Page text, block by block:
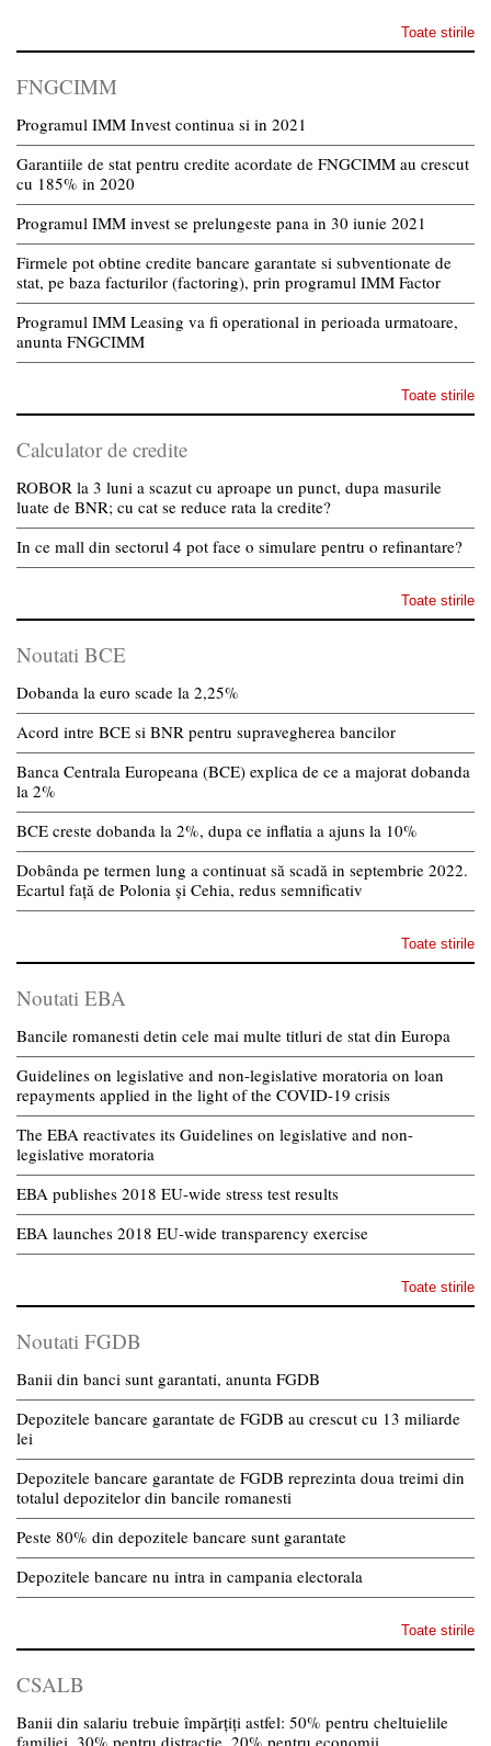
Toate stirile
FNGCIMM
Programul IMM Invest continua si in 2021
Garantiile de stat pentru credite acordate de FNGCIMM au crescut
cu 185% in 2020
Programul IMM invest se prelungeste pana in 30 iunie 2021
Firmele pot obtine credite bancare garantate si subventionate de
stat, pe baza facturilor (factoring), prin programul IMM Factor
Programul IMM Leasing va fi operational in perioada urmatoare,
anunta FNGCIMM
Toate stirile
Calculator de credite
ROBOR la 3 luni a scazut cu aproape un punct, dupa masurile
luate de BNR; cu cat se reduce rata la credite?
In ce mall din sectorul 4 pot face o simulare pentru o refinantare?
Toate stirile
Noutati BCE
Dobanda la euro scade la 2,25%
Acord intre BCE si BNR pentru supravegherea bancilor
Banca Centrala Europeana (BCE) explica de ce a majorat dobanda
la 2%
BCE creste dobanda la 2%, dupa ce inflatia a ajuns la 10%
Dobânda pe termen lung a continuat să scadă in septembrie 2022.
Ecartul față de Polonia și Cehia, redus semnificativ
Toate stirile
Noutati EBA
Bancile romanesti detin cele mai multe titluri de stat din Europa
Guidelines on legislative and non-legislative moratoria on loan
repayments applied in the light of the COVID-19 crisis
The EBA reactivates its Guidelines on legislative and non-
legislative moratoria
EBA publishes 2018 EU-wide stress test results
EBA launches 2018 EU-wide transparency exercise
Toate stirile
Noutati FGDB
Banii din banci sunt garantati, anunta FGDB
Depozitele bancare garantate de FGDB au crescut cu 13 miliarde
lei
Depozitele bancare garantate de FGDB reprezinta doua treimi din
totalul depozitelor din bancile romanesti
Peste 80% din depozitele bancare sunt garantate
Depozitele bancare nu intra in campania electorala
Toate stirile
CSALB
Banii din salariu trebuie împărțiți astfel: 50% pentru cheltuielile